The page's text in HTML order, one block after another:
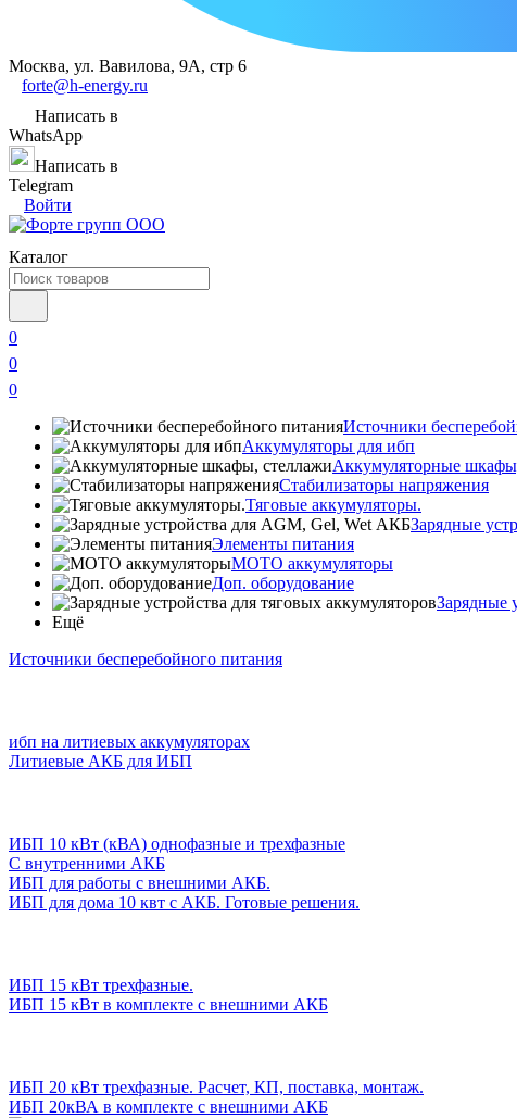
Москва, ул. Вавилова, 9А, стр 6
forte@h-energy.ru
Написать в
WhatsApp
Написать в
Telegram
Войти
Каталог
0
0
0
Источники
Аккумуляторы для ибп
Аккумуляторные
Стабилизаторы напряжения
Тяговые аккумуляторы.
Зарядные
Элементы питания
МОТО аккумуляторы
Доп. оборудование
Зарядные
Ещё
Источники бесперебойного питания
ибп на литиевых аккумуляторах
Литиевые АКБ для ИБП
ИБП 10 кВт (кВА) однофазные и трехфазные
С внутренними АКБ
ИБП для работы с внешними АКБ.
ИБП для дома 10 квт с АКБ. Готовые решения.
ИБП 15 кВт трехфазные.
ИБП 15 кВт в комплекте с внешними АКБ
ИБП 20 кВт трехфазные. Расчет, КП, поставка, монтаж.
ИБП 20кВА в комплекте с внешними АКБ